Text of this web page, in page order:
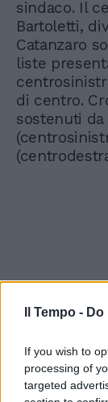
Il Tempo -
If you wish to
processing of
targeted
sindaco. Il
Bartoletti,
Catanzaro
liste
di centro.
sostenuti da